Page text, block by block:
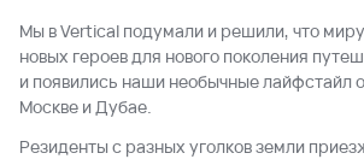
Мы в Vertical подумали и решили, что
новых героев для нового поколения
и появились наши необычные лайфстайл
Москве и Дубае.
Резиденты с разных уголков земли